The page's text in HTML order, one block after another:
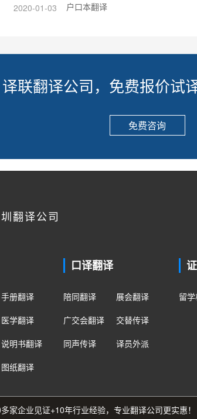
2020-01-03 户口本翻译
译联翻译公司，免费报价试
免费咨询
翻译公司
手册翻译
医学翻译
说明书翻译
图纸翻译
口译翻译
陪同翻译
展会翻译
广交会翻译
交替传译
同声传译
译员外派
留
家企业见证+10年行业经验，专业翻译公司更实惠